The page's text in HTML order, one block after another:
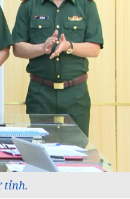
tỉnh.